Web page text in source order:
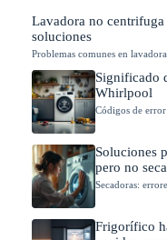
Lavadora no
soluciones
Problemas comunes en
Significado
Whirlpool
Códigos de
Soluciones
pero no seca
Secadoras:
Frigorífico